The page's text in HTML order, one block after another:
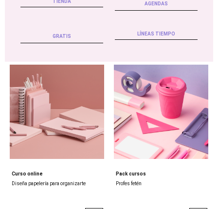
AGENDAS
GRATIS LÍNEAS TIEMPO
Curso online
Diseña papelería para organizarte
Pack cursos
Profes fetén